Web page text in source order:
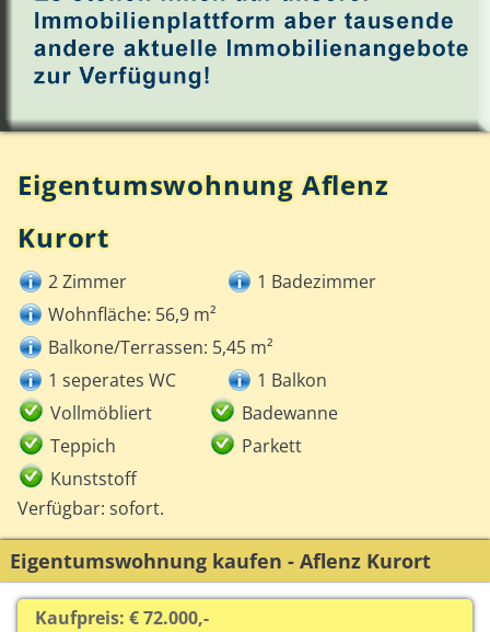
Eigentumswohnung Aflenz
Kurort
2 Zimmer
1 Badezimmer
Wohnfläche: 56,9 m²
Balkone/Terrassen: 5,45 m²
1 seperates WC
1 Balkon
Vollmöbliert
Badewanne
Teppich
Parkett
Kunststoff
Verfügbar: sofort.
Eigentumswohnung kaufen - Aflenz Kurort
Kaufpreis: € 72.000,-